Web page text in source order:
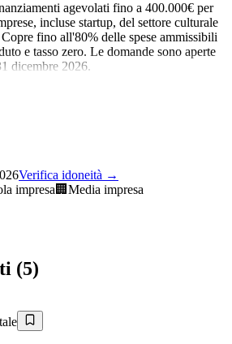
agevolati fino a 400.000€ per
incluse startup, del settore culturale
fino all'80% delle spese ammissibili
e tasso zero. Le domande sono aperte
dicembre 2026.
Verifica idoneità →
impresa 🏢 Media impresa
(5)